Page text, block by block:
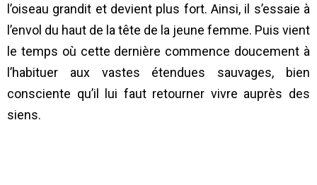
l’oiseau grandit et devient plus fort. Ainsi, il s’essaie à
l’envol du haut de la tête de la jeune femme. Puis vient
le temps où cette dernière commence doucement à
l’habituer aux vastes étendues sauvages, bien
consciente qu’il lui faut retourner vivre auprès des
siens.